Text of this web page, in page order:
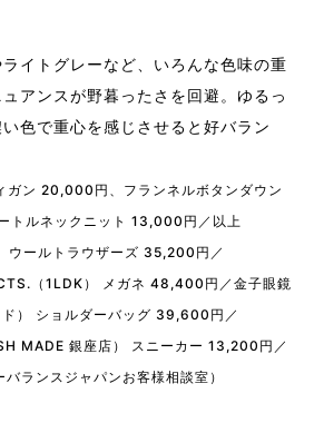
イトグレーなど、いろんな色味の重
アンスが野暮ったさを回避。ゆるっ
色で重心を感じさせると好バラン
ガン 20,000円、フランネルボタンダウン
トルネックニット 13,000円／以上
ウールトラウザーズ 35,200円／
（1LDK） メガネ 48,400円／金子眼鏡
ド） ショルダーバッグ 39,600円／
MADE 銀座店） スニーカー 13,200円／
ランスジャパンお客様相談室）